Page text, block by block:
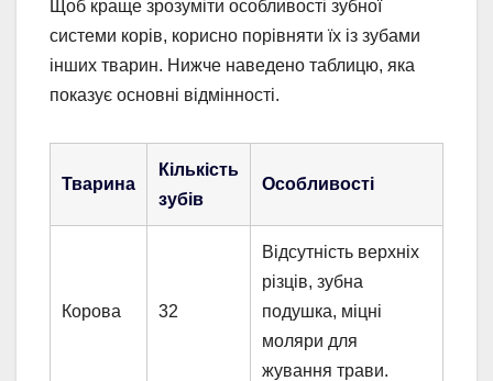
Щоб краще зрозуміти особливості зубної
системи корів, корисно порівняти їх із зубами
інших тварин. Нижче наведено таблицю, яка
показує основні відмінності.
Тварина
Кількість
зубів
Особливості
Корова 32
Відсутність верхніх
різців, зубна
подушка, міцні
моляри для
жування трави.